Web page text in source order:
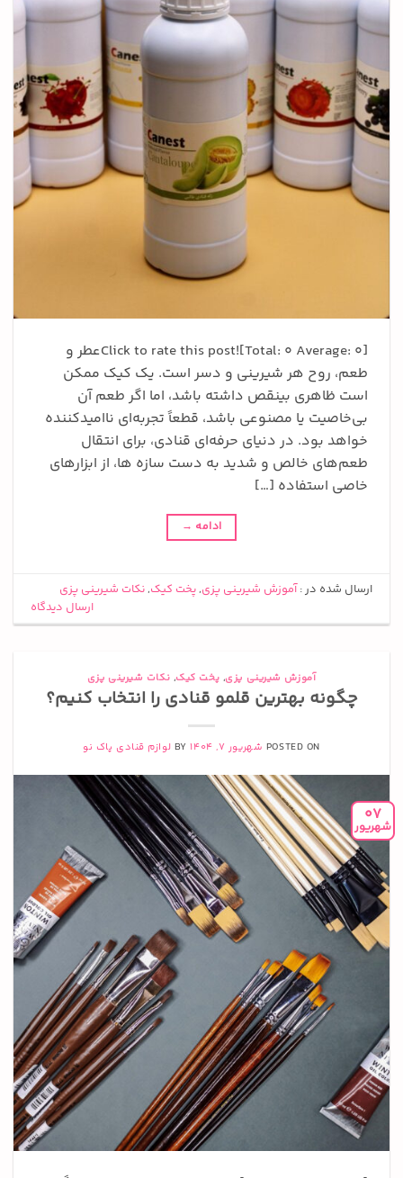
Click to rate this post![Total: 0 Average: 0]عطر و
طعم، روح هر شیرینی و دسر است. یک کیک ممکن
است ظاهری بینقص داشته باشد، اما اگر طعم آن
بی‌خاصیت یا مصنوعی باشد، قطعاً تجربه‌ای ناامیدکننده
خواهد بود. در دنیای حرفه‌ای قنادی، برای انتقال
طعم‌های خالص و شدید به دست سازه ها، از ابزارهای
خاصی استفاده […]
ادامه →
ارسال شده در :آموزش شیرینی پزی,پخت کیک,نکات شیرینی پزی
ارسال دیدگاه
آموزش شیرینی پزی, پخت کیک, نکات شیرینی پزی
چگونه بهترین قلمو قنادی را انتخاب کنیم؟
POSTED ON شهریور 7, 1404 BY لوازم قنادی پاک نو
07
شهریور